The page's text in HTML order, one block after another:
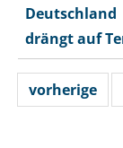
Deutschland
drängt auf
vorherige